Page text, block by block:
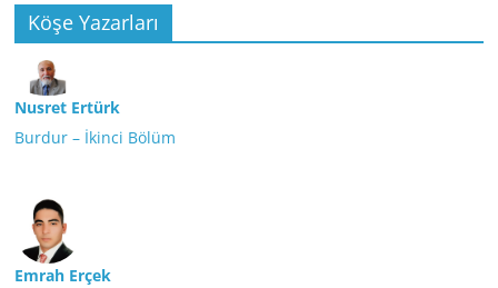
Köşe Yazarları
Nusret Ertürk
Burdur – İkinci Bölüm
Emrah Erçek